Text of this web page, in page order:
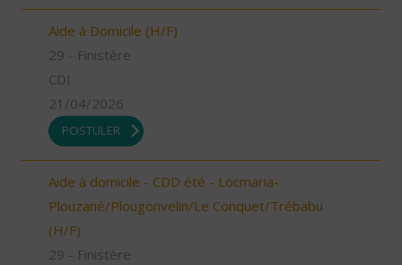
Aide à Domicile (H/F)
29 - Finistère
CDI
21/04/2026
POSTULER
Aide à domicile - CDD été - Locmaria-
Plouzané/Plougonvelin/Le Conquet/Trébabu
(H/F)
29 - Finistère